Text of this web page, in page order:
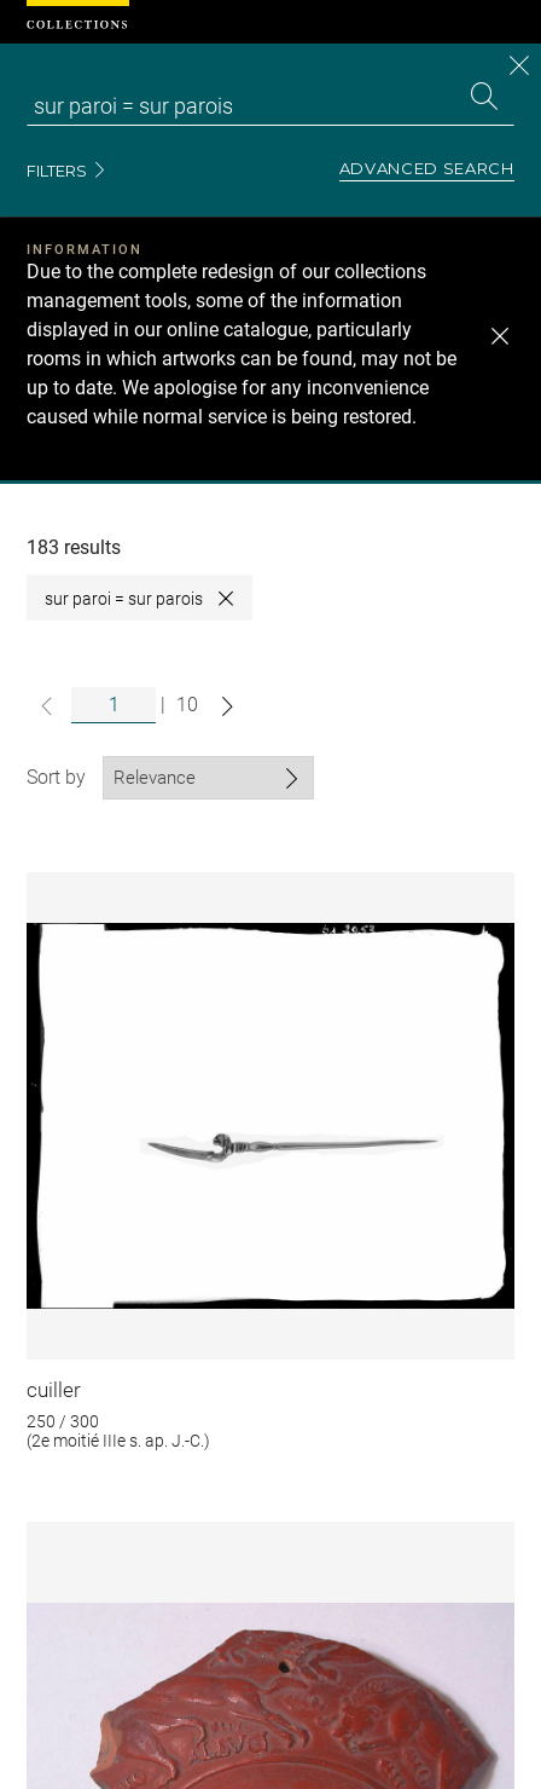
FILTERS ADVANCED SEARCH
INFORMATION
Due to the complete redesign of our collections
management tools, some of the information
displayed in our online catalogue, particularly
rooms in which artworks can be found, may not be
up to date. We apologise for any inconvenience
caused while normal service is being restored.
Recherche
collections
183 results
sur paroi = sur parois Close
10
Sort by
cuiller
250 / 300
(2e moitié IIIe s. ap. J.-C.)
Cookies management panel